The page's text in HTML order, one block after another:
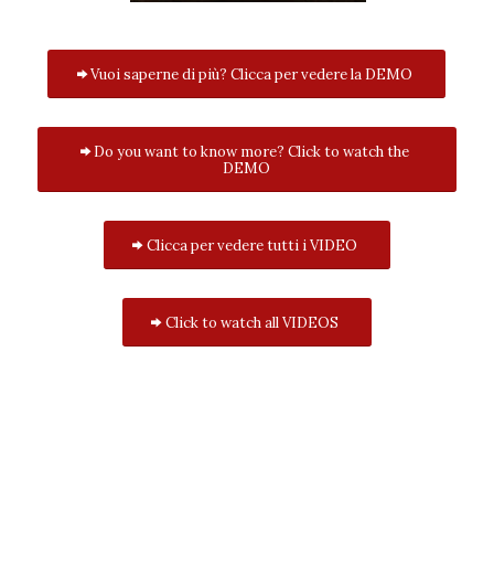
Vuoi saperne di più? Clicca per vedere la DEMO
Do you want to know more? Click to watch the
DEMO
Clicca per vedere tutti i VIDEO
Click to watch all VIDEOS